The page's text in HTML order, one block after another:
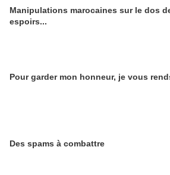
Manipulations marocaines sur le dos
espoirs...
Pour garder mon honneur, je vous
Des spams à combattre